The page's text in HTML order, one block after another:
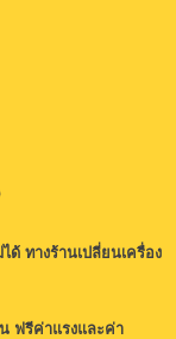
ด้ ทางร้านเปลี่ยนเครื่อง
ฟรีค่าแรงและค่า